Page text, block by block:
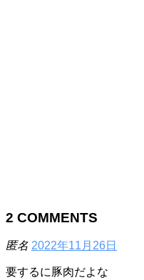
2 COMMENTS
匿名 2022年11月26日
要するに豚肉だよな